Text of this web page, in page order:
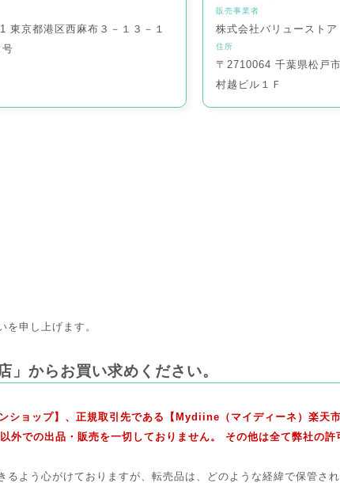
東京都港区西麻布３－１３－１
号
販売事業者
株式会社バリューストア
住所
〒2710064 千葉県松戸
村越ビル１Ｆ
申し上げます。
」からお買い求めください。
ショップ】、正規取引先である【Mydiine（マイディーネ）楽天
での出品・販売を一切しておりません。 その他は全て弊社の許
よう心がけておりますが、転売品は、どのような経緯で保管さ